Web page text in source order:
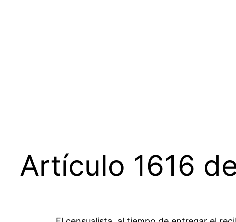
Artículo 1616